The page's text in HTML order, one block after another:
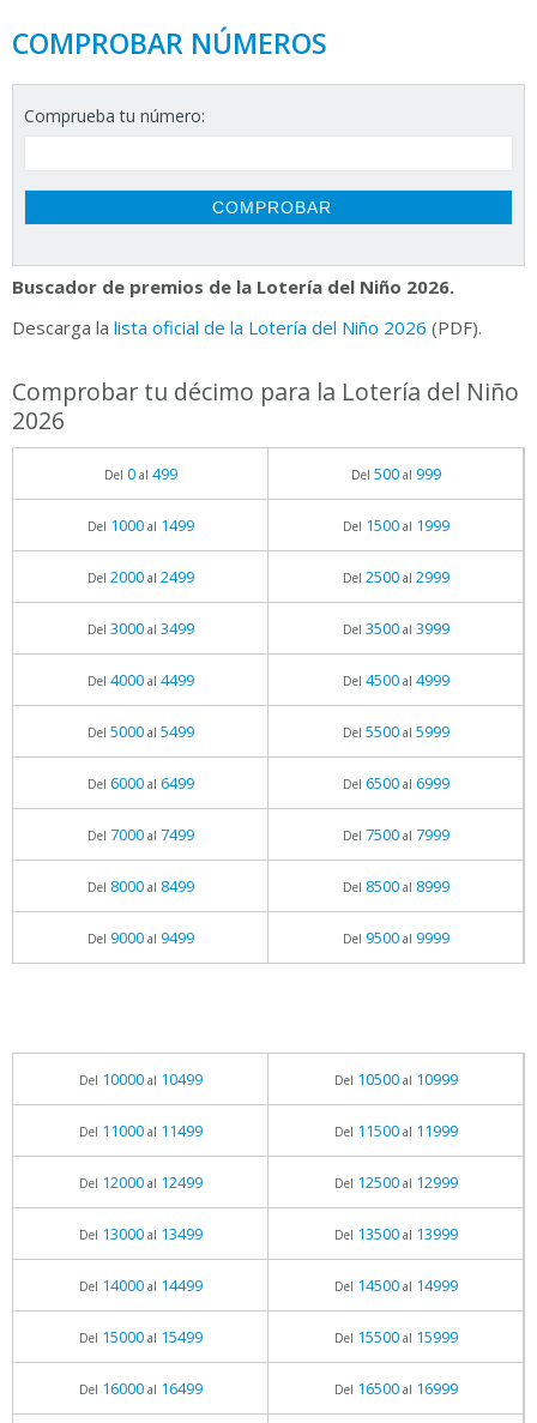
COMPROBAR NÚMEROS
Comprueba tu número:
Buscador de premios de la Lotería del Niño 2026.
Descarga la lista oficial de la Lotería del Niño 2026 (PDF).
Comprobar tu décimo para la Lotería del Niño
2026
Del 0al 499 Del 500al 999
Del 1000al 1499 Del 1500al 1999
Del 2000al 2499 Del 2500al 2999
Del 3000al 3499 Del 3500al 3999
Del 4000al 4499 Del 4500al 4999
Del 5000al 5499 Del 5500al 5999
Del 6000al 6499 Del 6500al 6999
Del 7000al 7499 Del 7500al 7999
Del 8000al 8499 Del 8500al 8999
Del 9000al 9499 Del 9500al 9999
Del 10000al 10499 Del 10500al 10999
Del 11000al 11499 Del 11500al 11999
Del 12000al 12499 Del 12500al 12999
Del 13000al 13499 Del 13500al 13999
Del 14000al 14499 Del 14500al 14999
Del 15000al 15499 Del 15500al 15999
Del 16000al 16499 Del 16500al 16999